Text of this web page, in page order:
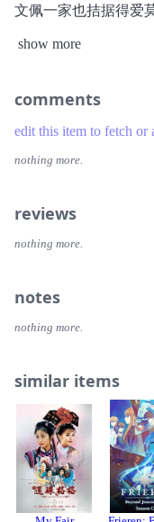
文佩一家也拮据得爱
巨基 饰），当得知她
上了如萍，正当如萍
求，但如萍却只接受
依萍的哥哥尔豪（
（李欣 饰）相爱后，
段断儿女情长，姐妹
化解呢？
show more
comments
edit this item to fetch or
nothing more.
reviews
nothing more.
notes
nothing more.
similar items